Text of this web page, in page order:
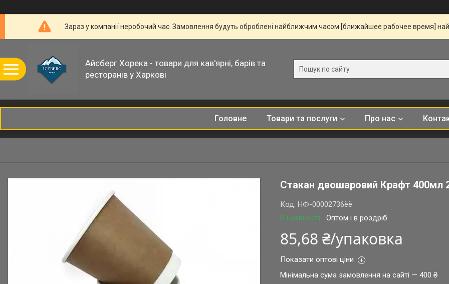
Зараз у компанії неробочий час. Замовлення будуть оброблені найближчим часом [ближайшее рабочее время]
Айсберг Хорека - товари для кав'ярні, барів та
ресторанів у Харкові
Головне Товари та послуги Про нас
Стакан двошаровий Крафт 400мл
В наявності Оптом і в роздріб
Код:НФ-00002736ёё
85,68 ₴/упаковка
Показати оптові ціни
Мінімальна сума замовлення на сайті — 400 ₴